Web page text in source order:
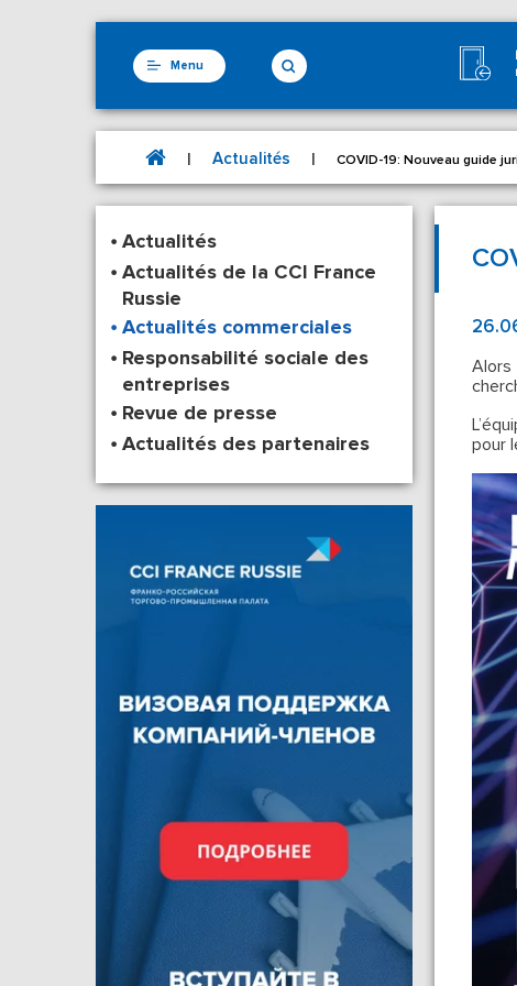
Menu
| Actualités | COVID-19: Nouveau guide
Actualités
Actualités de la CCI France
Russie
Actualités commerciales
Responsabilité sociale des
entreprises
Revue de presse
Actualités des partenaires
Alors
pour